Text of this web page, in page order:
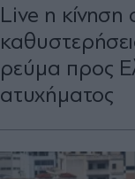
Live η κίνηση
ρεύμα προς
ατυχήματος